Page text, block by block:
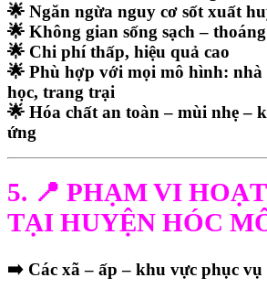
🌟 Ngăn ngừa nguy cơ sốt xuất
🌟 Không gian sống sạch –
🌟 Chi phí thấp, hiệu quả cao
🌟 Phù hợp với mọi mô hình:
học, trang trại
🌟 Hóa chất an toàn – mùi nhẹ –
ứng
5. 📍 PHẠM VI
TẠI HUYỆN HÓC
➡️ Các xã – ấp – khu vực phục vụ